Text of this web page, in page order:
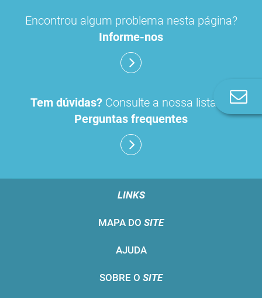
Encontrou algum problema nesta página?
Informe-nos
Tem dúvidas? Consulte a nossa lista de
Perguntas frequentes
LINKS
MAPA DO SITE
AJUDA
SOBRE O SITE